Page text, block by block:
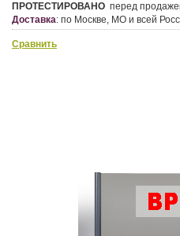
ПРОТЕСТИРОВАНО перед
Доставка: по Москве, МО и всей
Сравнить